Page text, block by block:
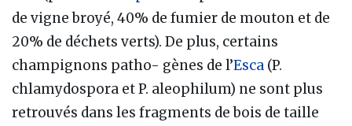
de vigne broyé, 40% de fumier de mouton et de
20% de déchets verts). De plus, certains
champignons patho- gènes de l’Esca (P.
chlamydospora et P. aleophilum) ne sont plus
retrouvés dans les fragments de bois de taille